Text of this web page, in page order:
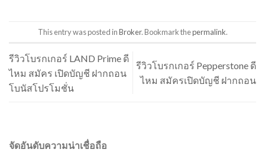
This entry was posted inBroker. Bookmark thepermalink.
รีวิวโบรกเกอร์ LAND Prime ดี
ไหม สมัคร เปิดบัญชี ฝากถอน
โบนัสโปรโมชั่น
รีวิวโบรกเกอร์ Pepperstone ดี
ไหม สมัครเปิดบัญชี ฝากถอน
จัดอันดับความน่าเชื่อถือ